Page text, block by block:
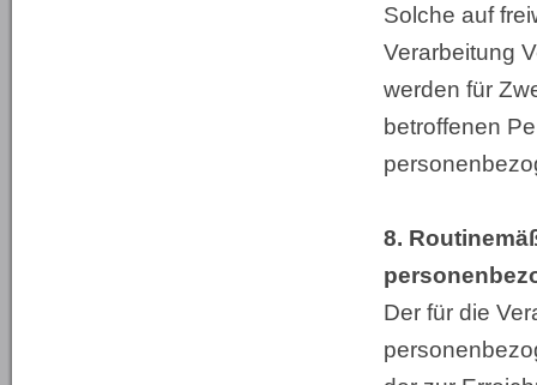
Solche auf
Verarbeitung
werden für
betroffenen
8.
Der für die